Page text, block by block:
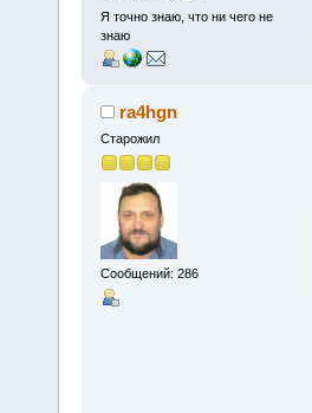
Я точно знаю, что ни чего не
знаю
ra4hgn
Старожил
Сообщений: 286